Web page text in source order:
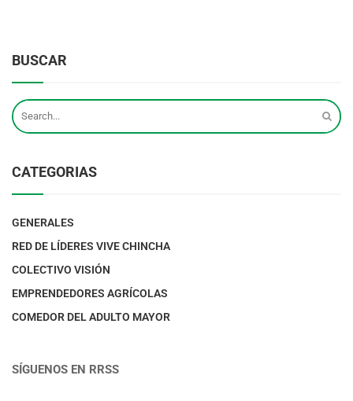
BUSCAR
CATEGORIAS
GENERALES
RED DE LÍDERES VIVE CHINCHA
COLECTIVO VISIÓN
EMPRENDEDORES AGRÍCOLAS
COMEDOR DEL ADULTO MAYOR
SÍGUENOS EN RRSS